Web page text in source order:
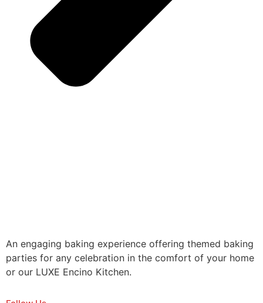
An engaging baking experience offering themed baking
parties for any celebration in the comfort of your home
or our LUXE Encino Kitchen.